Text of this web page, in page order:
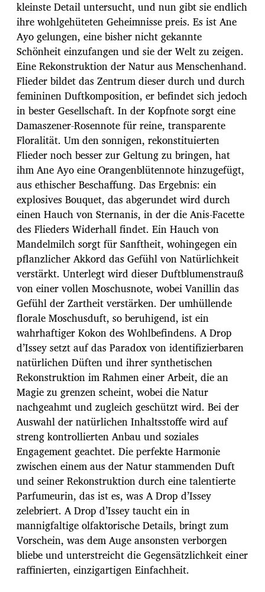
kleinste Detail untersucht, und nun gibt sie endlich
ihre wohlgehüteten Geheimnisse preis. Es ist Ane
Ayo gelungen, eine bisher nicht gekannte
Schönheit einzufangen und sie der Welt zu zeigen.
Eine Rekonstruktion der Natur aus Menschenhand.
Flieder bildet das Zentrum dieser durch und durch
femininen Duftkomposition, er befindet sich jedoch
in bester Gesellschaft. In der Kopfnote sorgt eine
Damaszener-Rosennote für reine, transparente
Floralität. Um den sonnigen, rekonstituierten
Flieder noch besser zur Geltung zu bringen, hat
ihm Ane Ayo eine Orangenblütennote hinzugefügt,
aus ethischer Beschaffung. Das Ergebnis: ein
explosives Bouquet, das abgerundet wird durch
einen Hauch von Sternanis, in der die Anis-Facette
des Flieders Widerhall findet. Ein Hauch von
Mandelmilch sorgt für Sanftheit, wohingegen ein
pflanzlicher Akkord das Gefühl von Natürlichkeit
verstärkt. Unterlegt wird dieser Duftblumenstrauß
von einer vollen Moschusnote, wobei Vanillin das
Gefühl der Zartheit verstärken. Der umhüllende
florale Moschusduft, so beruhigend, ist ein
wahrhaftiger Kokon des Wohlbefindens. A Drop
d’Issey setzt auf das Paradox von identifizierbaren
natürlichen Düften und ihrer synthetischen
Rekonstruktion im Rahmen einer Arbeit, die an
Magie zu grenzen scheint, wobei die Natur
nachgeahmt und zugleich geschützt wird. Bei der
Auswahl der natürlichen Inhaltsstoffe wird auf
streng kontrollierten Anbau und soziales
Engagement geachtet. Die perfekte Harmonie
zwischen einem aus der Natur stammenden Duft
und seiner Rekonstruktion durch eine talentierte
Parfumeurin, das ist es, was A Drop d’Issey
zelebriert. A Drop d’Issey taucht ein in
mannigfaltige olfaktorische Details, bringt zum
Vorschein, was dem Auge ansonsten verborgen
bliebe und unterstreicht die Gegensätzlichkeit einer
raffinierten, einzigartigen Einfachheit.